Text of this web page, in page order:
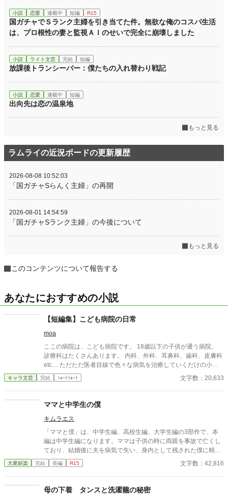
小説 恋愛 連載中 短編 R15
国ガチャでＳランク主婦を引き当てた件。無欲な俺のコスパ生活
は、プロ根性の妻と監視ＡＩのせいで完全に崩壊しました
小説 ライト文芸 完結 短編
放課後トランシーバー：僕たちの入れ替わり戦記
小説 恋愛 連載中 短編
出向先は恋の温泉地
もっと見る
ラムライの近況ボードの更新履歴
2026-08-08 10:52:03
「国ガチャSらんく主婦」の再開
2026-08-01 14:54:59
「国ガチャSランク主婦」の今後について
もっと見る
このコンテンツについて報告する
あなたにおすすめの小説
【短編集】こども病院の日常
moa
ここの病院は、こども病院です。 18歳以下の子供が通う病院、
診療科はたくさんあります。 内科、外科、耳鼻科、歯科、皮膚科
etc… ただただ医者目線で色々な病気を治療していくだけの小説
です。 恋愛要素などは一切ありません。 密着病院24時！的な感
じです。 人物像などは表記していない為、読者様のご想像にお任
ください。 歯科以外の医療知識はそこまで詳しくないのですみま
キャラ文芸 完結 ｼｮｰﾄｼｮｰﾄ 文字数：20,633
ママと中学生の僕
キムラエス
「ママと僕」は、中学生編、高校生編、大学生編の3部作で、本
編は中学生編になります。ママは子供の時に両親を事故で亡くし
ており、結婚後に夫を病気で失い、身内として残された僕に精神
的に依存をするようになる。幼少期の「僕」はそのママの依存が
嬉しく、素敵なママに甘える閉鎖的な生活を当たり前のことと考
マとの日常の中で処理すべきものと疑わず、ママも戸惑いながら
大衆娯楽 完結 長編 R15 文字数：42,816
母の下着 タンスと洗濯籠の秘密